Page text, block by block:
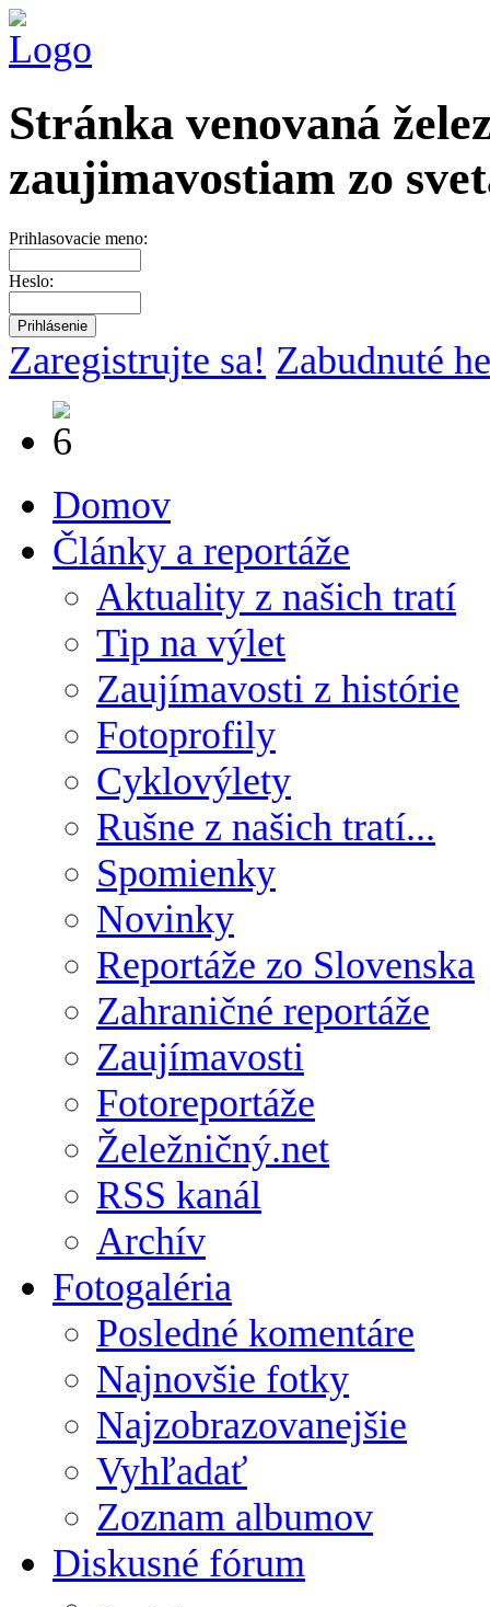
Stránka venovaná
zaujimavostiam zo
Prihlasovacie meno:
Heslo:
Zaregistrujte sa! Zabudnuté
Domov
Články a reportáže
Aktuality z našich tratí
Tip na výlet
Zaujímavosti z histórie
Fotoprofily
Cyklovýlety
Rušne z našich tratí...
Spomienky
Novinky
Reportáže zo Slovenska
Zahraničné reportáže
Zaujímavosti
Fotoreportáže
Želežničný.net
RSS kanál
Archív
Fotogaléria
Posledné komentáre
Najnovšie fotky
Najzobrazovanejšie
Vyhľadať
Zoznam albumov
Diskusné fórum